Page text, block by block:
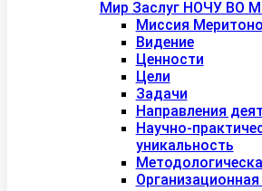
Мир Заслуг НОЧУ ВО
Миссия
Видение
Ценности
Цели
Задачи
Направления
Научно-
уникальность